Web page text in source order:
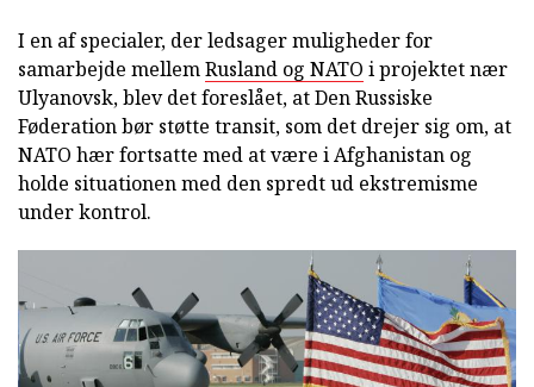
I en af specialer, der ledsager muligheder for
samarbejde mellemRusland og NATO i projektet nær
Ulyanovsk, blev det foreslået, at Den Russiske
Føderation bør støtte transit, som det drejer sig om, at
NATO hær fortsatte med at være i Afghanistan og
holde situationen med den spredt ud ekstremisme
under kontrol.